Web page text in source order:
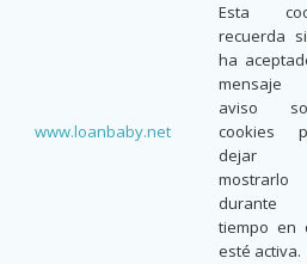
www.loanbaby.net
Esta
recuerda
ha
mensaje
aviso
cookies
dejar
mostrarlo
tiempo en
esté activa.